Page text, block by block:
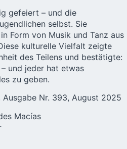
gefeiert – und die
selbst. Sie
Form von Musik und Tanz aus
kulturelle Vielfalt zeigte
des Teilens und bestätigte:
und jeder hat etwas
zu geben.
Nr. 393, August 2025
Macías